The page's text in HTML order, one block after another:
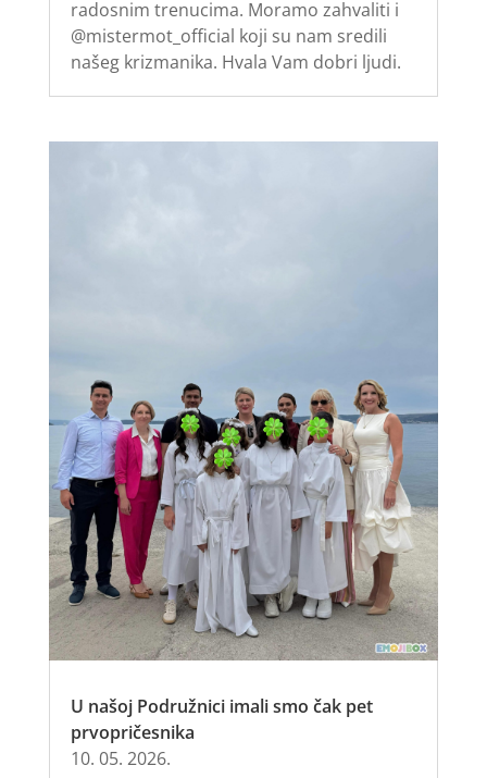
radosnim trenucima. Moramo zahvaliti i
@mistermot_official koji su nam sredili
našeg krizmanika. Hvala Vam dobri ljudi.
U našoj Podružnici imali smo čak pet
prvopričesnika
10. 05. 2026.